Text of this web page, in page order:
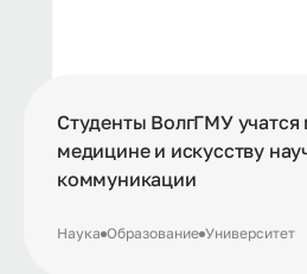
Студенты ВолгГМУ учатся
медицине и искусству
коммуникации
Наука Образование Университет